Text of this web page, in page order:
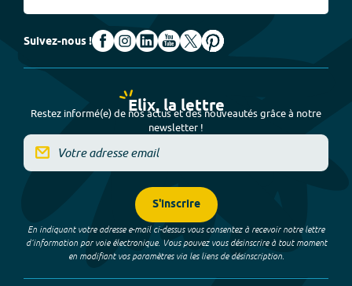
Suivez-nous !
Elix, la lettre
Restez informé(e) de nos actus et des nouveautés grâce à notre
newsletter !
S'inscrire
En indiquant votre adresse e-mail ci-dessus vous consentez à recevoir notre lettre
d’information par voie électronique. Vous pouvez vous désinscrire à tout moment
en modifiant vos paramètres via les liens de désinscription.